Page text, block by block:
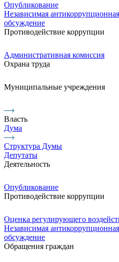
Опубликование
Независимая
обсуждение
Противодействие коррупции
Административная комиссия
Охрана труда
Муниципальные учреждения
Власть
Дума
Структура Думы
Депутаты
Деятельность
Опубликование
Противодействие коррупции
Оценка регулирующего
Независимая
обсуждение
Обращения граждан